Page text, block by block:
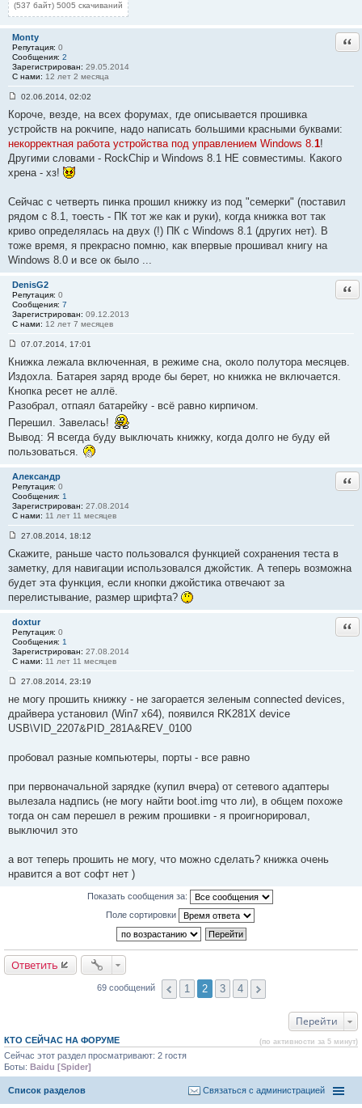
(537 байт) 5005 скачиваний
Monty
Репутация: 0
Сообщения: 2
Зарегистрирован: 29.05.2014
С нами: 12 лет 2 месяца
о
б
щ
н
и
3
02.06.2014, 02:02
Короче, везде, на всех форумах, где описывается прошивка
устройств на рокчипе, надо написать большими красными буквами:
некорректная работа устройства под управлением Windows 8.1!
Другими словами - RockChip и Windows 8.1 НЕ совместимы. Какого
хрена - хз!
Сейчас с четверть пинка прошил книжку из под "семерки" (поставил
рядом с 8.1, тоесть - ПК тот же как и руки), когда книжка вот так
криво определялась на двух (!) ПК с Windows 8.1 (других нет). В
тоже время, я прекрасно помню, как впервые прошивал книгу на
Windows 8.0 и все ок было ...
DenisG2
Репутация: 0
Сообщения: 7
Зарегистрирован: 09.12.2013
С нами: 12 лет 7 месяцев
о
б
щ
н
и
е
#
3
07.07.2014, 17:01
Книжка лежала включенная, в режиме сна, около полутора месяцев.
Издохла. Батарея заряд вроде бы берет, но книжка не включается.
Кнопка ресет не аллё.
Разобрал, отпаял батарейку - всё равно кирпичом.
Перешил. Завелась!
Вывод: Я всегда буду выключать книжку, когда долго не буду ей
пользоваться.
Александр
Репутация: 0
Сообщения: 1
Зарегистрирован: 27.08.2014
С нами: 11 лет 11 месяцев
о
б
щ
н
и
е
#
3
9
27.08.2014, 18:12
Скажите, раньше часто пользовался функцией сохранения теста в
заметку, для навигации использовался джойстик. А теперь возможна
будет эта функция, если кнопки джойстика отвечают за
перелистывание, размер шрифта?
doxtur
Репутация: 0
Сообщения: 1
Зарегистрирован: 27.08.2014
С нами: 11 лет 11 месяцев
о
б
щ
и
4
27.08.2014, 23:19
не могу прошить книжку - не загорается зеленым connected devices,
драйвера установил (Win7 x64), появился RK281X device
USB\VID_2207&PID_281A&REV_0100
пробовал разные компьютеры, порты - все равно
при первоначальной зарядке (купил вчера) от сетевого адаптеры
вылезала надпись (не могу найти boot.img что ли), в общем похоже
тогда он сам перешел в режим прошивки - я проигнорировал,
выключил это
а вот теперь прошить не могу, что можно сделать? книжка очень
нравится а вот софт нет )
Показать сообщения за:
Поле сортировки
Ответить
69 сообщений 1 2 3 4
Перейти
КТО СЕЙЧАС НА ФОРУМЕ (по активности за 5 минут)
Сейчас этот раздел просматривают: 2 гостя
Боты: Baidu [Spider]
Список разделов Связаться с администрацией